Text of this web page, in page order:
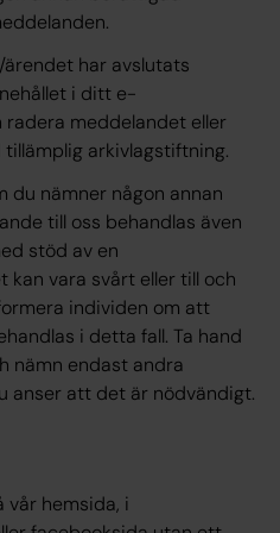
har avslutats
i ditt e-
meddelandet eller
arkivlagstiftning.
du nämner någon annan
till oss behandlas även
stöd av en
kan vara svårt eller till och
individen om att
i detta fall. Ta hand
nämn endast andra
anser att det är nödvändigt.
vår hemsida, i